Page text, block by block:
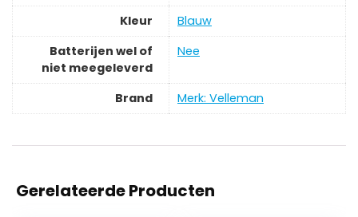
Kleur
‎Blauw
Batterijen wel of
niet meegeleverd
‎Nee
Brand Merk: Velleman
Gerelateerde Producten